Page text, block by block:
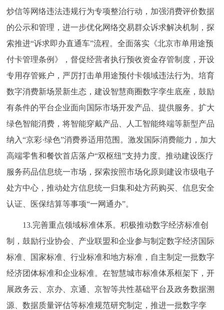
炒信等网络违法违规行为专项整治行动，加强消费评价数据
的公示和管理，进一步优化网络交易群众诉求解决机制，探
索推进“诉求即办直通车”流程。全面落实《北京市单用途预
付卡管理条例》，督促经营者执行预收资金存管制度，开设
专用存管账户，严厉打击单用途预付卡领域违法行为。培育
数字消费新场景新生态，建设智慧商圈数字孪生底座，鼓励
有条件的平台企业面向国际市场开发产品、提供服务。扩大
绿色智能消费，将智能穿戴产品、人工智能终端等新型产品
纳入“京彩·绿色”消费券适用范围。激发国际消费能力，加大
高端零售和餐饮首店落户“双枢纽”支持力度。推动建设医疗
服务药品信息统一市场，探索按照市场化原则建设市级电子
处方中心，推动处方信息统一归集和处方药购买、信息安全
认证、医保结算等事项“一网通办”。
13.完善重点领域标准体系。积极推动数字经济标准创
制，鼓励行业协会、产业联盟和企业参与制定数字经济国际
标准、国家标准、行业标准和地方标准，自主制定一批数字
经济团体标准和企业标准。在智慧城市标准体系框架下，开
展政务云、京办、京通、京智等共性基础平台及政务数据溯
源、数据质量评估等标准规范研究制定，推进一批数字孪